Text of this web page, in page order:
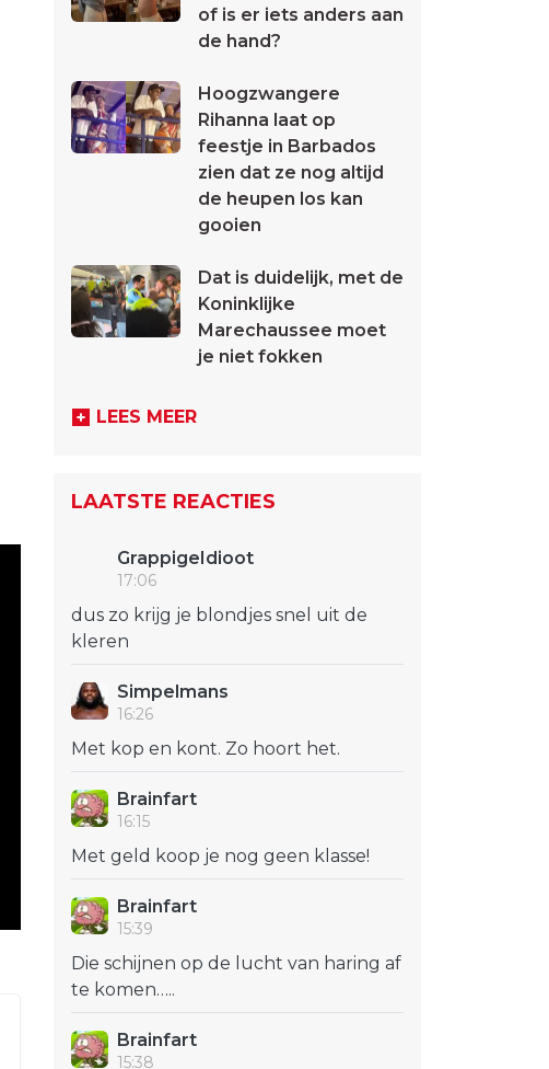
of is er iets anders aan
de hand?
Hoogzwangere
Rihanna laat op
feestje in Barbados
zien dat ze nog altijd
de heupen los kan
gooien
Dat is duidelijk, met de
Koninklijke
Marechaussee moet
je niet fokken
LEES MEER
LAATSTE REACTIES
GrappigeIdioot
17:06
dus zo krijg je blondjes snel uit de
kleren
Simpelmans
16:26
Met kop en kont. Zo hoort het.
Brainfart
16:15
Met geld koop je nog geen klasse!
Brainfart
15:39
Die schijnen op de lucht van haring af
te komen…..
Brainfart
15:38